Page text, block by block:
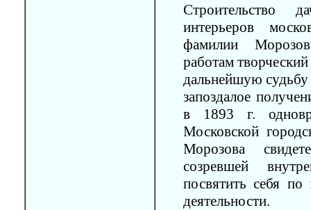
Строительство
интерьеров
фамилии
работам
дальнейшую
запоздалое
в 1893 г.
Московской
Морозова
созревшей
посвятить себя по
деятельности.